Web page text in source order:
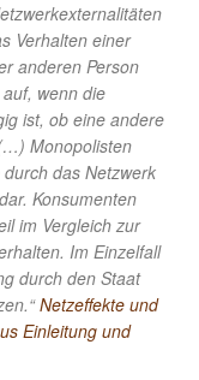
Verhalten einer
anderen Person
wenn die
ist, ob eine andere
Monopolisten
das Netzwerk
Konsumenten
im Vergleich zur
Im Einzelfall
durch den Staat
Netzeffekte und
Einleitung und